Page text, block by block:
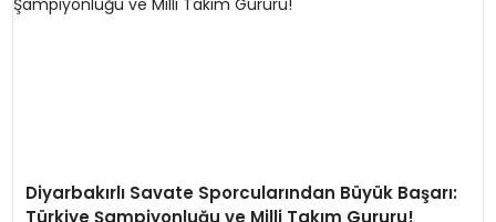
Diyarbakırlı Savate Sporcularından Büyük Başarı:
Türkiye Şampiyonluğu ve Milli Takım Gururu!